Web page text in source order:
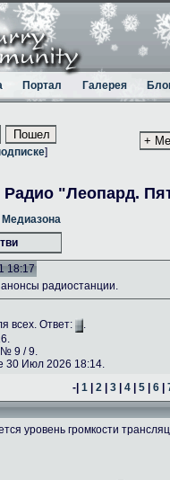
Портал Галерея
]
Радио "Леопард.
Медиазона
18:17
радиостанции.
всех. Ответ:
.
9 / 9.
30 Июл 2026 18:14.
-| 1| 2| 3| 4| 5| 6|
уровень громкости